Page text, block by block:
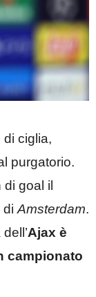
di ciglia,
purgatorio.
goal il
di Amsterdam.
Ajax è
campionato